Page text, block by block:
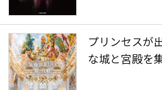
プリンセスが
な城と宮殿を